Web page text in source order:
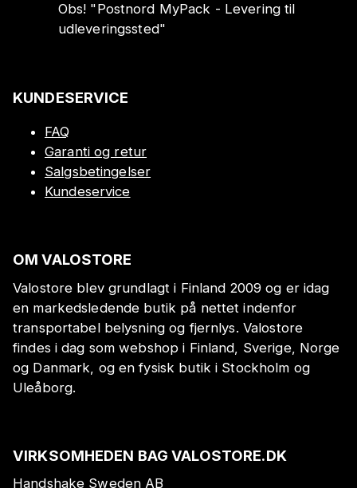
Obs! "Postnord MyPack - Levering til
udleveringssted"
KUNDESERVICE
FAQ
Garanti og retur
Salgsbetingelser
Kundeservice
OM VALOSTORE
Valostore blev grundlagt i Finland 2009 og er idag
en markedsledende butik på nettet indenfor
transportabel belysning og fjernlys. Valostore
findes i dag som webshop i Finland, Sverige, Norge
og Danmark, og en fysisk butik i Stockholm og
Uleåborg.
VIRKSOMHEDEN BAG VALOSTORE.DK
Handshake Sweden AB